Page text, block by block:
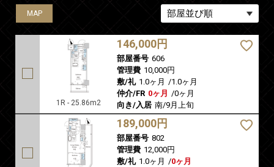
MAP
1R - 25.86m2
146,000円
部屋番号 606
管理費 10,000円
敷/礼 1.0ヶ月 /1.0ヶ月
仲介/FR 0ヶ月 /0ヶ月
向き/入居 南/9月上旬
MAP
189,000円
部屋番号 802
管理費 12,000円
敷/礼 1.0ヶ月 /0ヶ月
MAP
MAP
MAP